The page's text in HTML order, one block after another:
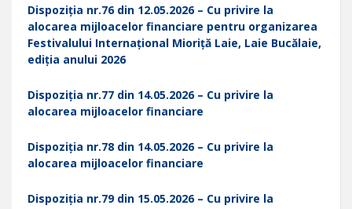
Dispoziția nr.76 din 12.05.2026 – Cu privire la
alocarea mijloacelor financiare pentru organizarea
Festivalului Internațional Mioriță Laie, Laie Bucălaie,
ediția anului 2026
Dispoziția nr.77 din 14.05.2026 – Cu privire la
alocarea mijloacelor financiare
Dispoziția nr.78 din 14.05.2026 – Cu privire la
alocarea mijloacelor financiare
Dispoziția nr.79 din 15.05.2026 – Cu privire la